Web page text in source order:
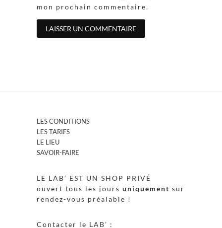
mon prochain commentaire.
LES CONDITIONS
LES TARIFS
LE LIEU
SAVOIR-FAIRE
LE LAB’ EST UN SHOP PRIVÉ
ouvert tous les jours uniquement sur
rendez-vous préalable !
Contacter le LAB’ :